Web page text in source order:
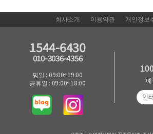
회사소개 이용약관 개인정보
1544-6430
010-3036-4356
평일 : 09:00~19:00
공휴일 : 09:00~18:00
예